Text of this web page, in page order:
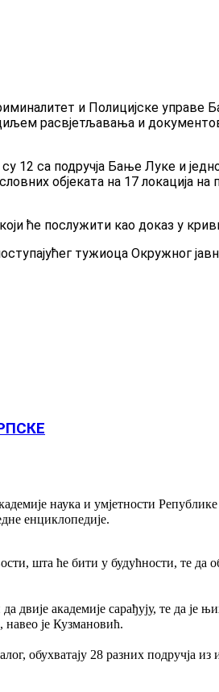
и Полицијске управе
расвјетљавања и
12 са подручја Бање Луке и
објеката на 17 локација на
ће послужити као доказ у
тужиоца Окружног
наука и умјетности Републике
енциклопедије.
шта ће бити у будућности, те да
двије академије сарађују, те да
је Кузмановић.
обухватају 28 разних подручја из